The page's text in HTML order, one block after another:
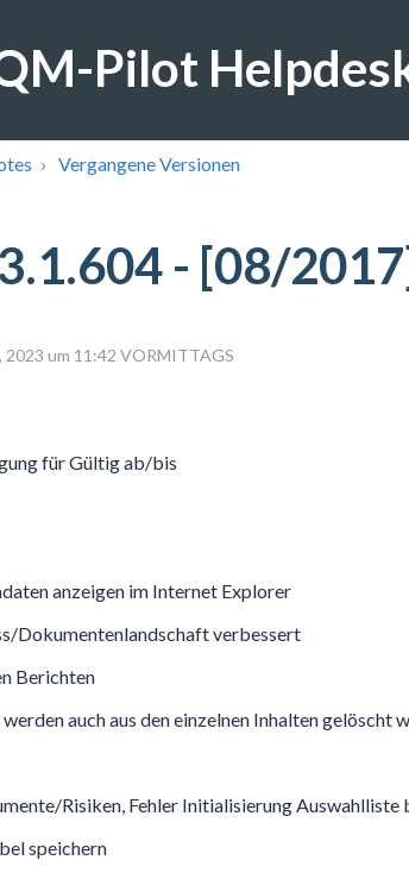
Pilot
Vergangene Versionen
- [08/
2023 um 11:42 VORMITTAGS
für Gültig ab/bis
anzeigen im Internet Explorer
Dokumentenlandschaft verbessert
Berichten
auch aus den einzelnen Inhalten
Risiken, Fehler Initialisierung Auswahlliste
speichern